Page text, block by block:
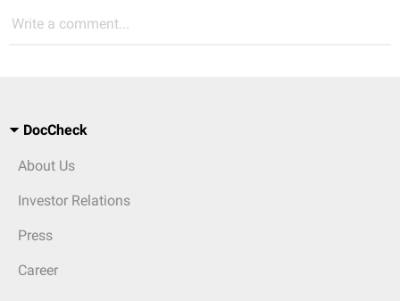
Write a comment...
DocCheck
About Us
Investor Relations
Press
Career